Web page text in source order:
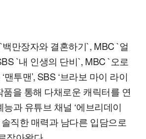
만장자와 결혼하기`, MBC `얼
`내 인생의 단비`, MBC `오로
맨투맨’, SBS ‘브라보 마이 라이
품을 통해 다채로운 캐릭터를 연
과 유튜브 채널 ‘에브리데이
직한 매력과 남다른 입담으로